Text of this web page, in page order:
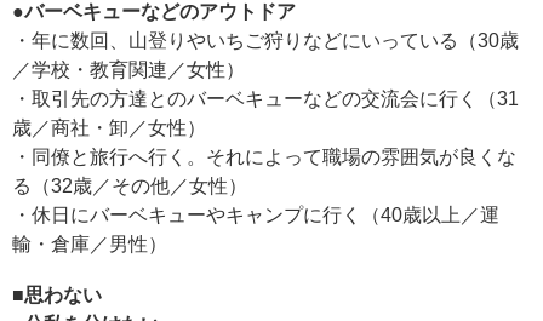
●バーベキューなどのアウトドア
・年に数回、山登りやいちご狩りなどにいっている（30歳
／学校・教育関連／女性）
・取引先の方達とのバーベキューなどの交流会に行く（31
歳／商社・卸／女性）
・同僚と旅行へ行く。それによって職場の雰囲気が良くな
る（32歳／その他／女性）
・休日にバーベキューやキャンプに行く（40歳以上／運
輸・倉庫／男性）
■思わない